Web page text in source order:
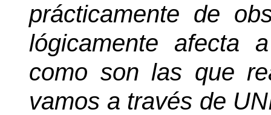
prácticamente de
lógicamente afecta
como son las que
vamos a través de